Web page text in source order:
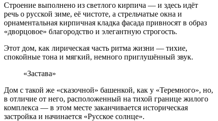
Строение выполнено из светлого кирпича — и здесь идёт
речь о русской зиме, её чистоте, а стрельчатые окна и
орнаментальная кирпичная кладка фасада привносят в образ
«дворцовое» благородство и элегантную строгость.
Этот дом, как лирическая часть ритма жизни — тихие,
спокойные тона и мягкий, немного приглушённый звук.
«Застава»
Дом с такой же «сказочной» башенкой, как у «Теремного», но,
в отличие от него, расположенный на тихой границе жилого
комплекса — в этом месте заканчивается историческая
застройка и начинается «Русское солнце».